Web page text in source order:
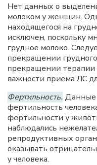
Нет данных о
молоком у женщин.
находящегося на
исключен, поскольку
грудное молоко.
прекращении
прекращении терапии
важности приема ЛС
Фертильность. Данные
фертильность
фертильности у
наблюдались
репродуктивных
оказывать
у человека.